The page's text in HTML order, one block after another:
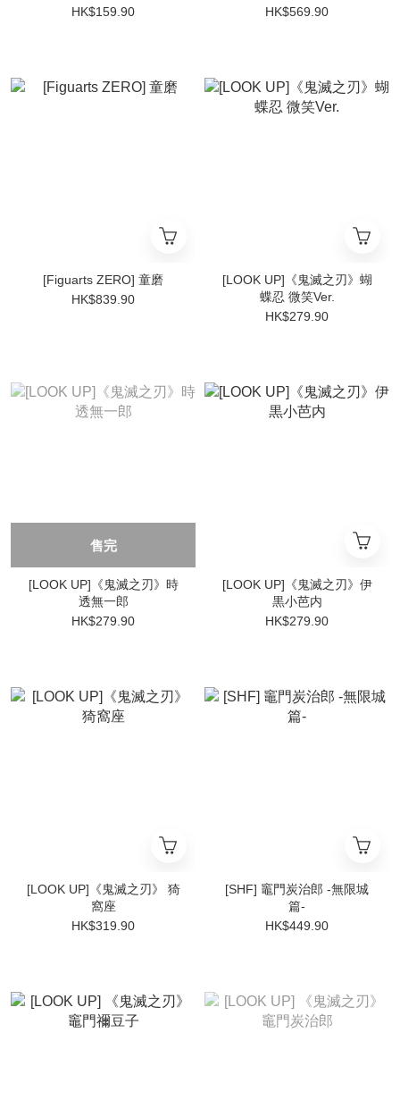
HK$159.90
HK$569.90
[Figuarts ZERO] 童磨
HK$839.90
[LOOK UP]《鬼滅之刃》蝴
蝶忍 微笑Ver.
HK$279.90
售完
[LOOK UP]《鬼滅之刃》時
透無一郎
HK$279.90
[LOOK UP]《鬼滅之刃》伊
黒小芭内
HK$279.90
[LOOK UP]《鬼滅之刃》 猗
窩座
HK$319.90
[SHF] 竈門炭治郎 -無限城
篇-
HK$449.90